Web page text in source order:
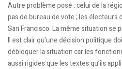
Autre problème posé : celui de la
pas de bureau de vote ; les électeurs
San Francisco. La même situation se
Il est clair qu’une décision politique
débloquer la situation car les
aussi rigides que les textes qu’ils